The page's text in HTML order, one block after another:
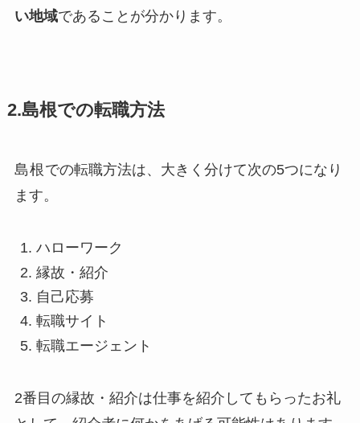
い地域であることが分かります。
2.島根での転職方法
島根での転職方法は、大きく分けて次の5つになり
ます。
ハローワーク
縁故・紹介
自己応募
転職サイト
転職エージェント
2番目の縁故・紹介は仕事を紹介してもらったお礼